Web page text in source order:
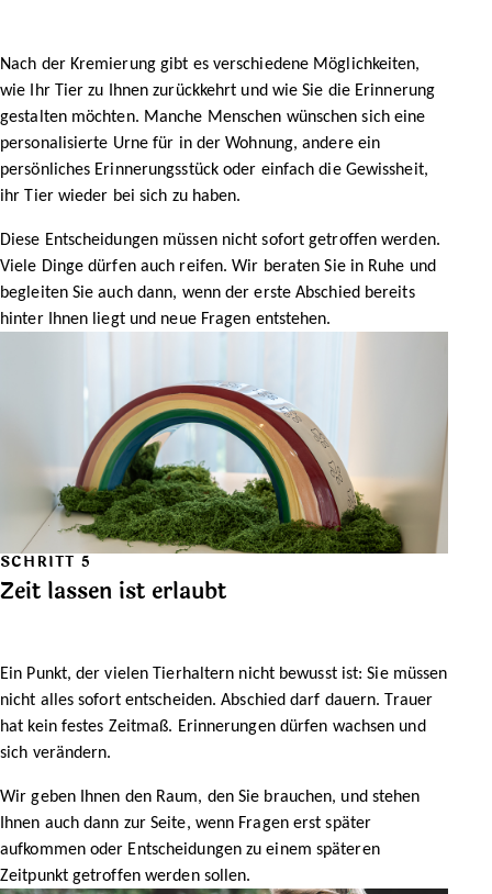
Nach der Kremierung gibt es verschiedene Möglichkeiten,
wie Ihr Tier zu Ihnen zurückkehrt und wie Sie die Erinnerung
gestalten möchten. Manche Menschen wünschen sich eine
personalisierte Urne für in der Wohnung, andere ein
persönliches Erinnerungsstück oder einfach die Gewissheit,
ihr Tier wieder bei sich zu haben.
Diese Entscheidungen müssen nicht sofort getroffen werden.
Viele Dinge dürfen auch reifen. Wir beraten Sie in Ruhe und
begleiten Sie auch dann, wenn der erste Abschied bereits
hinter Ihnen liegt und neue Fragen entstehen.
SCHRITT 5
Zeit lassen ist erlaubt
Ein Punkt, der vielen Tierhaltern nicht bewusst ist: Sie müssen
nicht alles sofort entscheiden. Abschied darf dauern. Trauer
hat kein festes Zeitmaß. Erinnerungen dürfen wachsen und
sich verändern.
Wir geben Ihnen den Raum, den Sie brauchen, und stehen
Ihnen auch dann zur Seite, wenn Fragen erst später
aufkommen oder Entscheidungen zu einem späteren
Zeitpunkt getroffen werden sollen.